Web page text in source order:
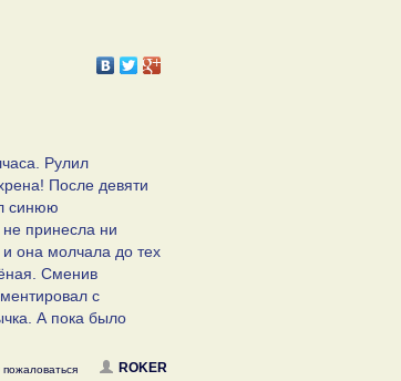
Рулил
После девяти
синюю
принесла ни
она молчала до тех
Сменив
с
А пока было
ROKER
пожаловаться